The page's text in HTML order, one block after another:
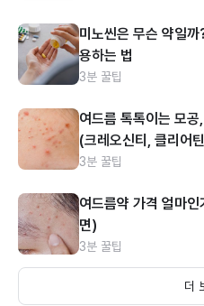
미노씬은 무슨 약일
용하는 법
3분 꿀팁
여드름 톡톡이는 모
(크레오신티, 클리어
3분 꿀팁
여드름약 가격 얼마
면)
3분 꿀팁
더